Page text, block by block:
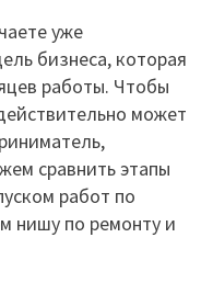
уже
бизнеса, которая
работы. Чтобы
может
сравнить этапы
работ по
нишу по ремонту и